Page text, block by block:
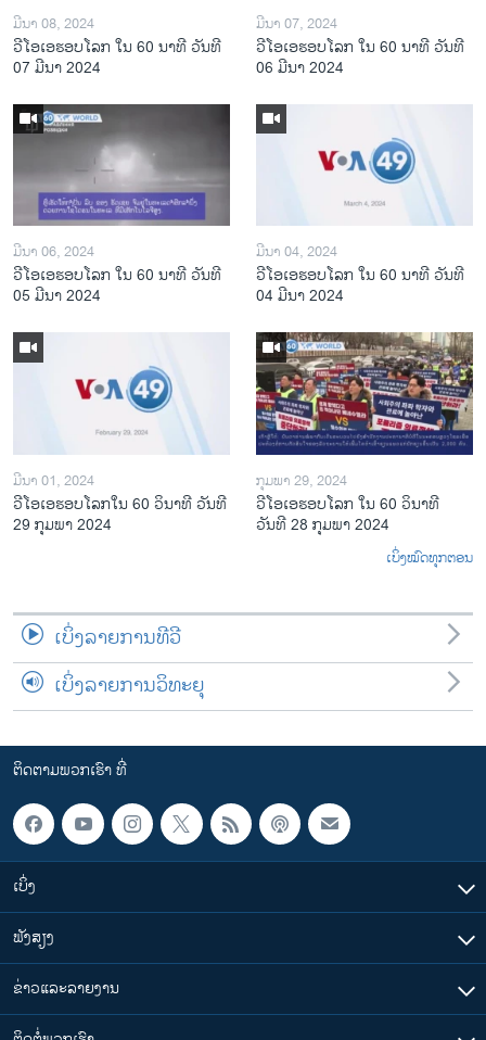
ມີນາ 08, 2024
ວີໂອເອຮອບໂລກ ໃນ 60 ນາທີ ວັນທີ
07 ມີນາ 2024
ມີນາ 07, 2024
ວີໂອເອຮອບໂລກ ໃນ 60 ນາທີ ວັນທີ
06 ມີນາ 2024
ມີນາ 06, 2024
ວີໂອເອຮອບໂລກ ໃນ 60 ນາທີ ວັນທີ
05 ມີນາ 2024
ມີນາ 04, 2024
ວີໂອເອຮອບໂລກ ໃນ 60 ນາທີ ວັນທີ
04 ມີນາ 2024
ມີນາ 01, 2024
ວີໂອເອຮອບໂລກໃນ 60 ວິນາທີ ວັນທີ
29 ກຸມພາ 2024
ກຸມພາ 29, 2024
ວີໂອເອຮອບໂລກ ໃນ 60 ວິນາທີ
ວັນທີ 28 ກຸມພາ 2024
ເບິ່ງໝົດທຸກຕອນ
ເບິ່ງລາຍການທີວີ
ເບິ່ງລາຍການວິທະຍຸ
ຕິດຕາມພວກເຮົາ ທີ່
ເບິ່ງ
ຟັງສຽງ
ຂ່າວແລະລາຍງານ